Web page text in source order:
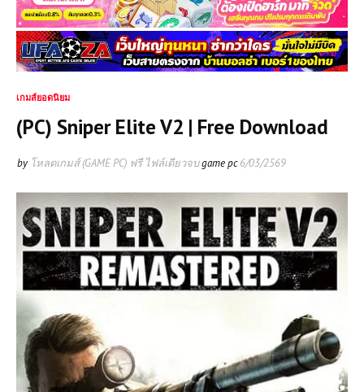
เกมส์ยอดนิยม
(PC) Sniper Elite V2 | Free Download
by โหลดเกมส์ (GAME PC) ฟรี ไฟล์เดียวจบgame pc6/03/2569